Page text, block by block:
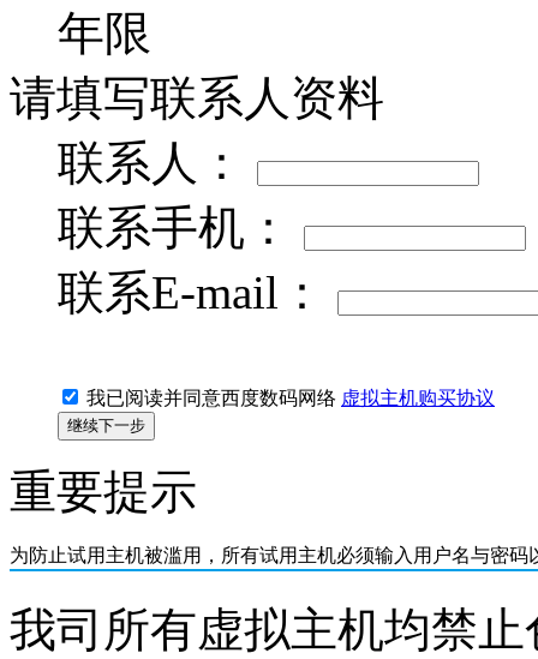
年限
请填写联系人资料
联系人：
联系手机：
联系E-mail：
我已阅读并同意西度数码网络 虚拟主机购买协议
重要提示
为防止试用主机被滥用，所有试用主机必须输入用户名与密码
我司所有虚拟主机均禁